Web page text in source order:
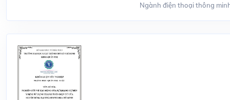
Ngành điện thoại thông